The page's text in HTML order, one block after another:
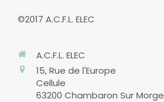
©2017 A.C.F.L. ELEC
A.C.F.L. ELEC
15, Rue de l'Europe
Cellule
63200 Chambaron Sur Morge